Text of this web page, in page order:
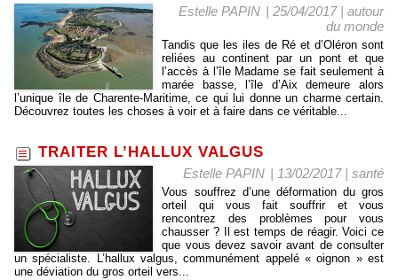
Estelle PAPIN | 25/04/2017| autour
du monde
Tandis que les iles de Ré et d’Oléron sont
reliées au continent par un pont et que
l’accès à l’île Madame se fait seulement à
marée basse, l’île d’Aix demeure alors
l’unique île de Charente-Maritime, ce qui lui donne un charme certain.
Découvrez toutes les choses à voir et à faire dans ce véritable...
TRAITER L’HALLUX VALGUS
Estelle PAPIN | 13/02/2017| santé
Vous souffrez d’une déformation du gros
orteil qui vous fait souffrir et vous
rencontrez des problèmes pour vous
chausser ? Il est temps de réagir. Voici ce
que vous devez savoir avant de consulter
un spécialiste. L’hallux valgus, communément appelé « oignon » est
une déviation du gros orteil vers...